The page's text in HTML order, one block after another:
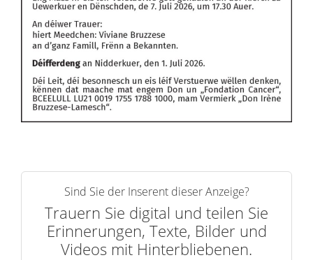
Sind Sie der Inserent dieser Anzeige?
Trauern Sie digital und teilen Sie
Erinnerungen, Texte, Bilder und
Videos mit Hinterbliebenen.